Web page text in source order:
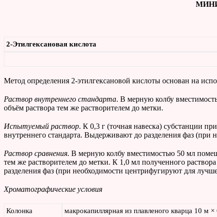
2-Этилгексановая кислота
Метод определения 2-этилгексановой кислоты основан на
Раствор внутреннего стандарта. В мерную колбу
объём раствора тем же растворителем до метки.
Испытуемый раствор. К 0,3 г (точная навеска) субстанции
внутреннего стандарта. Выдерживают до разделения фаз
Раствор сравнения. В мерную колбу вместимостью 50 мл
тем же растворителем до метки. К 1,0 мл полученного
разделения фаз (при необходимости центрифугируют для
Хроматографические условия
Колонка макрокапиллярная из плавленого кварца 10